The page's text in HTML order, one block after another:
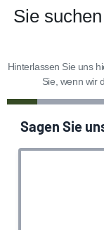
Sie
Hinterlassen Sie uns
Sie, wenn wir